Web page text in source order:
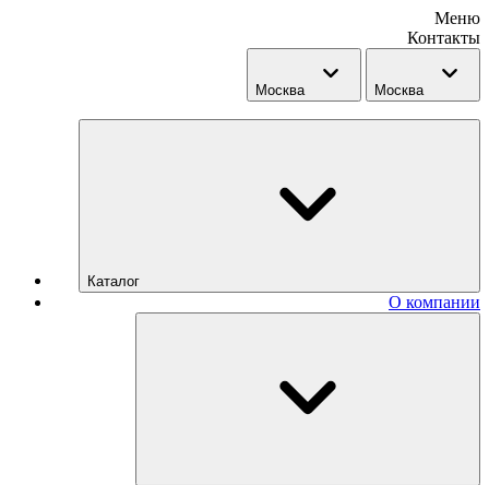
Меню
Контакты
Москва Москва
Каталог
О компании